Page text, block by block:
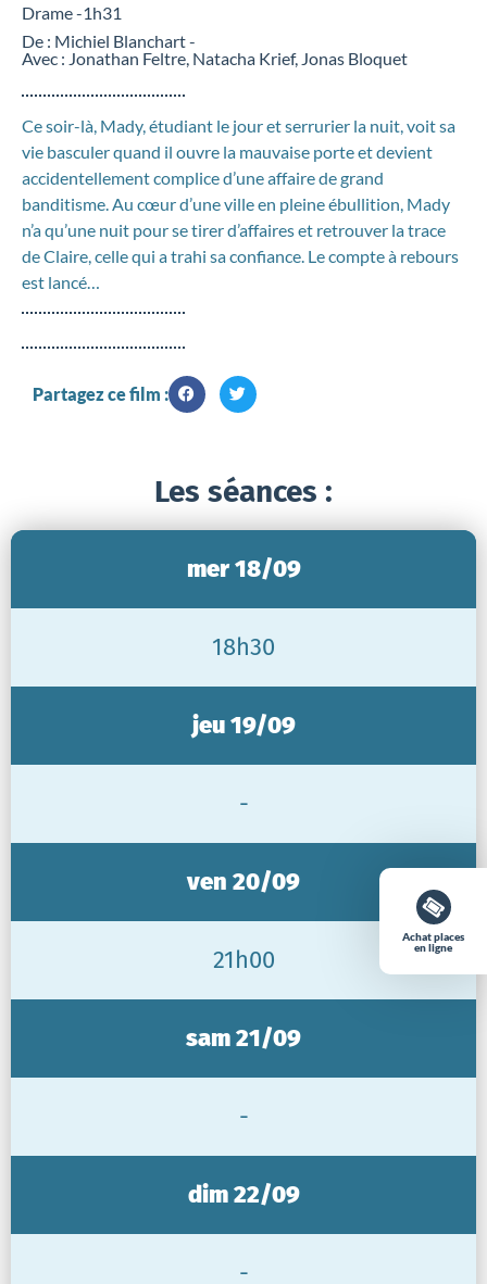
Drame -1h31
De : Michiel Blanchart -
Avec : Jonathan Feltre, Natacha Krief, Jonas Bloquet
Ce soir-là, Mady, étudiant le jour et serrurier la nuit, voit sa
vie basculer quand il ouvre la mauvaise porte et devient
accidentellement complice d’une affaire de grand
banditisme. Au cœur d’une ville en pleine ébullition, Mady
n’a qu’une nuit pour se tirer d’affaires et retrouver la trace
de Claire, celle qui a trahi sa confiance. Le compte à rebours
est lancé…
Partagez ce film :
Les séances :
Achat places
en ligne
mer 18/09
18h30
jeu 19/09
-
ven 20/09
21h00
sam 21/09
-
dim 22/09
-